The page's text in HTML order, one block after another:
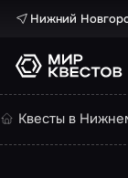
Нижний
Квесты в